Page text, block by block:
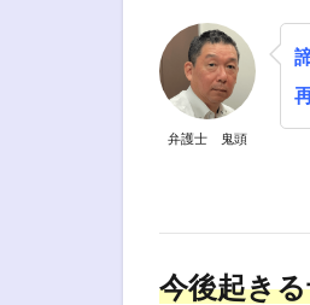
弁護士 鬼頭
今後起き